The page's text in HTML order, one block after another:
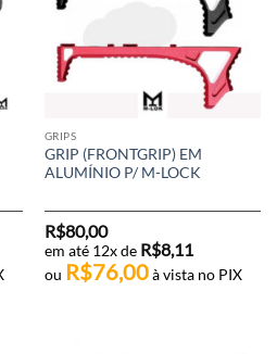
GRIPS
GRIP (FRONTGRIP) EM
ALUMÍNIO P/ M-LOCK
R$80,00
em até 12x de R$8,11
ou R$76,00 à vista no PIX